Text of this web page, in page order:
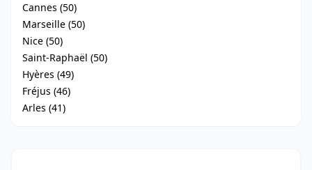
Cannes (50)
Marseille (50)
Nice (50)
Saint-Raphaël (50)
Hyères (49)
Fréjus (46)
Arles (41)